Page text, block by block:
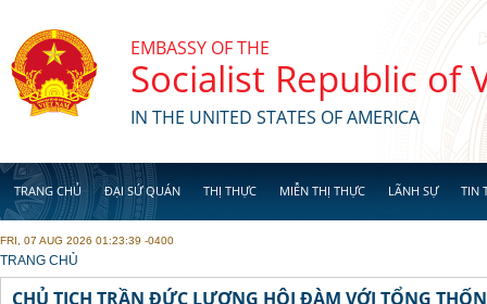
EMBASSY OF THE
Socialist Republic of
IN THE UNITED STATES OF AMERICA
TRANG CHỦ ĐẠI SỨ QUÁN THỊ THỰC MIỄN THỊ THỰC LÃNH SỰ TIN
FRI, 07 AUG 2026 01:23:39 -0400
YOU ARE HERE
TRANG CHỦ
CHỦ TỊCH TRẦN ĐỨC LƯƠNG HỘI ĐÀM VỚI TỔNG